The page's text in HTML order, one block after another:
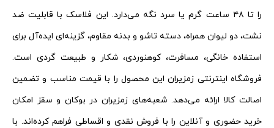
را تا ۴۸ ساعت گرم یا سرد نگه می‌دارد. این فلاسک با قابلیت ضد
نشت، دو لیوان همراه، دسته تاشو و بدنه مقاوم، گزینه‌ای ایده‌آل برای
استفاده خانگی، مسافرت، کوهنوردی، شکار و طبیعت گردی است.
فروشگاه اینترنتی زمزیران این محصول را با قیمت مناسب و تضمین
اصالت کالا ارائه می‌دهد. شعبه‌های زمزیران در بوکان و سقز امکان
خرید حضوری و آنلاین را با فروش نقدی و اقساطی فراهم کرده‌اند. با